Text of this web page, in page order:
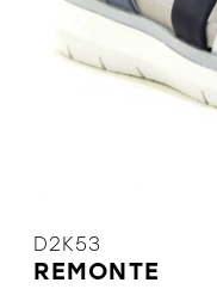
D2K53
REMONTE